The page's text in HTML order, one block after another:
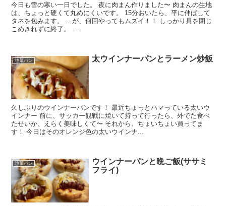
今日も雪の寒い一日でした。 夜に肉まん作りました〜 肉まんの生地
は、ちょっと硬くて丸めにくいです。 15分おいたら、平に伸ばして
タネを包みます。 …が、何回やってもムズイ！！ しっかり具を閉じ
こめきれずに終了。 ...
惣菜パン 太ウインナーパンとラーメン炒飯
久しぶりのウインナーパンです！ 最近ちょっとハマっている太いウ
インナー 前に、サッカー観戦に焼いて持って行ったら、外でた食べ
たせいか、えらく美味しくて〜 それから、ちょいちょい買ってま
す！ 今日はそのオレンジ色の太いウインナ...
惣菜パン
ウインナーパンと晩ご飯(ササミ
フライ)